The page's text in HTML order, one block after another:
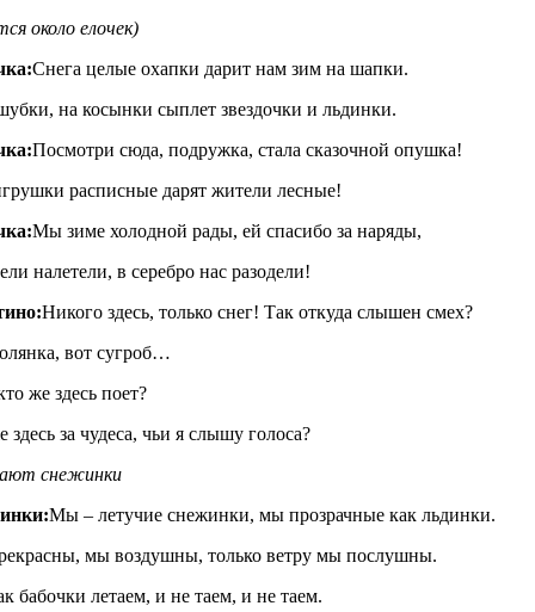
около елочек)
Снега целые охапки дарит нам зим на шапки.
на косынки сыплет звездочки и льдинки.
Посмотри сюда, подружка, стала сказочной опушка!
расписные дарят жители лесные!
Мы зиме холодной рады, ей спасибо за наряды,
налетели, в серебро нас разодели!
Никого здесь, только снег! Так откуда слышен смех?
вот сугроб…
же здесь поет?
здесь за чудеса, чьи я слышу голоса?
снежинки
Мы – летучие снежинки, мы прозрачные как льдинки.
мы воздушны, только ветру мы послушны.
бабочки летаем, и не таем, и не таем.